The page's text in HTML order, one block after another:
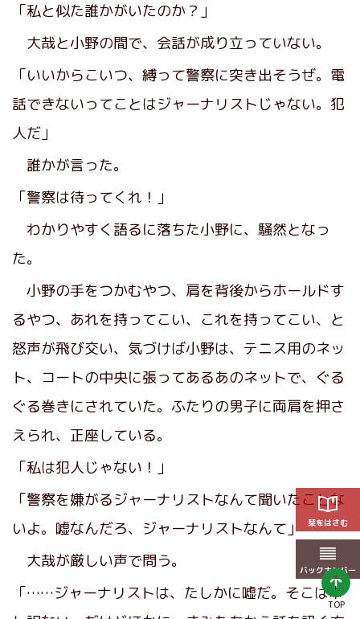
「私と似た誰かがいたのか？」
大哉と小野の間で、会話が成り立っていない。
「いいからこいつ、縛って警察に突き出そうぜ。電
話できないってことはジャーナリストじゃない。犯
人だ」
誰かが言った。
「警察は待ってくれ！」
わかりやすく語るに落ちた小野に、騒然となっ
た。
小野の手をつかむやつ、肩を背後からホールドす
るやつ、あれを持ってこい、これを持ってこい、と
怒声が飛び交い、気づけば小野は、テニス用のネッ
ト、コートの中央に張ってあるあのネットで、ぐる
ぐる巻きにされていた。ふたりの男子に両肩を押さ
えられ、正座している。
「私は犯人じゃない！」
「警察を嫌がるジャーナリストなんて聞いたことな
いよ。嘘なんだろ、ジャーナリストなんて」
大哉が厳しい声で問う。
「……ジャーナリストは、たしかに嘘だ。そこは申
栞をはさむ
バックナンバー
TOP